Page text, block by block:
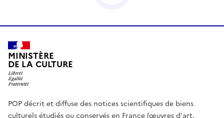
MINISTÈRE
DE LA CULTURE
POP décrit et diffuse des notices scientifiques de biens
culturels étudiés ou conservés en France (œuvres d'art,